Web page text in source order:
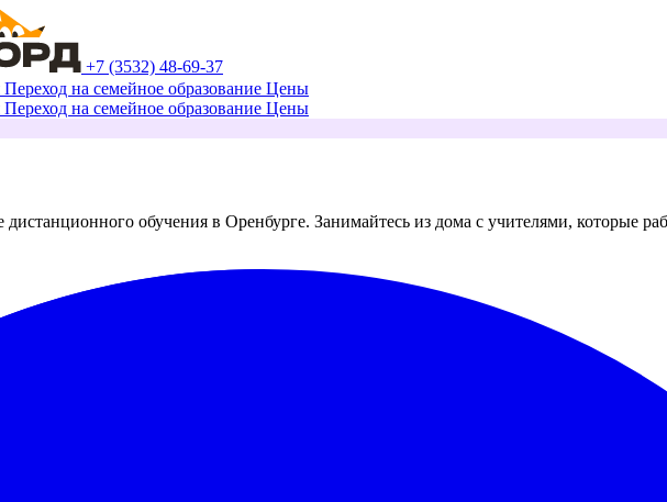
+7 (3532) 48-69-37
Переход на семейное образование Цены
Переход на семейное образование Цены
обучения в Оренбурге. Занимайтесь из дома с учителями, которые